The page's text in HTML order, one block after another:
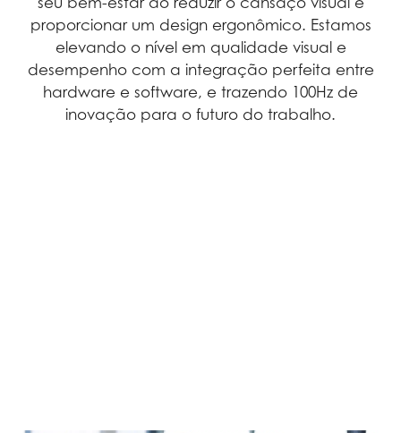
proporcionar um design ergonômico. Estamos
elevando o nível em qualidade visual e
desempenho com a integração perfeita entre
hardware e software, e trazendo 100Hz de
inovação para o futuro do trabalho.